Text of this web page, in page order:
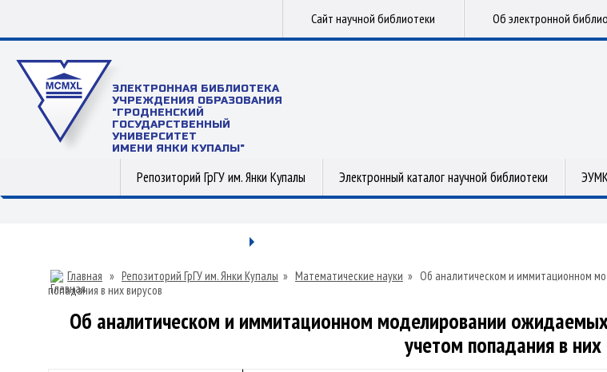
Сайт научной библиотеки Об электронной
ЭЛЕКТРОННАЯ БИБЛИОТЕКА
УЧРЕЖДЕНИЯ ОБРАЗОВАНИЯ
"ГРОДНЕНСКИЙ
ГОСУДАРСТВЕННЫЙ
УНИВЕРСИТЕТ
ИМЕНИ ЯНКИ КУПАЛЫ"
Репозиторий ГрГУ им. Янки Купалы Электронный каталог научной библиотеки
Главная » Репозиторий ГрГУ им. Янки Купалы » Математические науки » Об аналитическом и иммитационном
попадания в них вирусов
Об аналитическом и иммитационном моделировании
учетом попадания в них